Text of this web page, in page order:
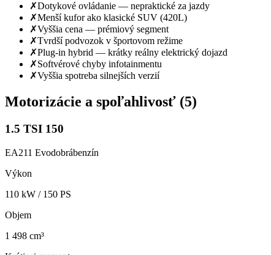
✗Dotykové ovládanie — nepraktické za jazdy
✗Menší kufor ako klasické SUV (420L)
✗Vyššia cena — prémiový segment
✗Tvrdší podvozok v športovom režime
✗Plug-in hybrid — krátky reálny elektrický dojazd
✗Softvérové chyby infotainmentu
✗Vyššia spotreba silnejších verzií
Motorizácie a spoľahlivosť (5)
1.5 TSI 150
EA211 Evodobrábenzín
Výkon
110 kW / 150 PS
Objem
1 498 cm³